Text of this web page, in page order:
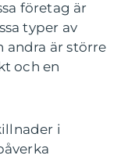
företag är
typer av
andra är större
och en
i